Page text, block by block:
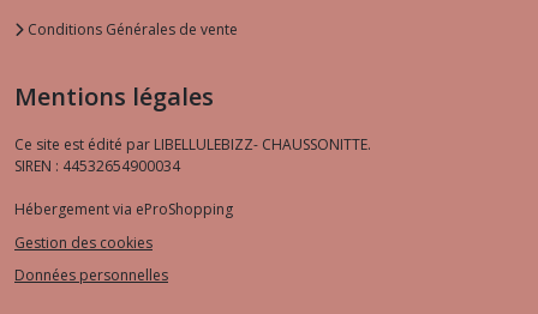
Conditions Générales de vente
Mentions légales
Ce site est édité par LIBELLULEBIZZ- CHAUSSONITTE.
SIREN : 44532654900034
Hébergement via eProShopping
Gestion des cookies
Données personnelles